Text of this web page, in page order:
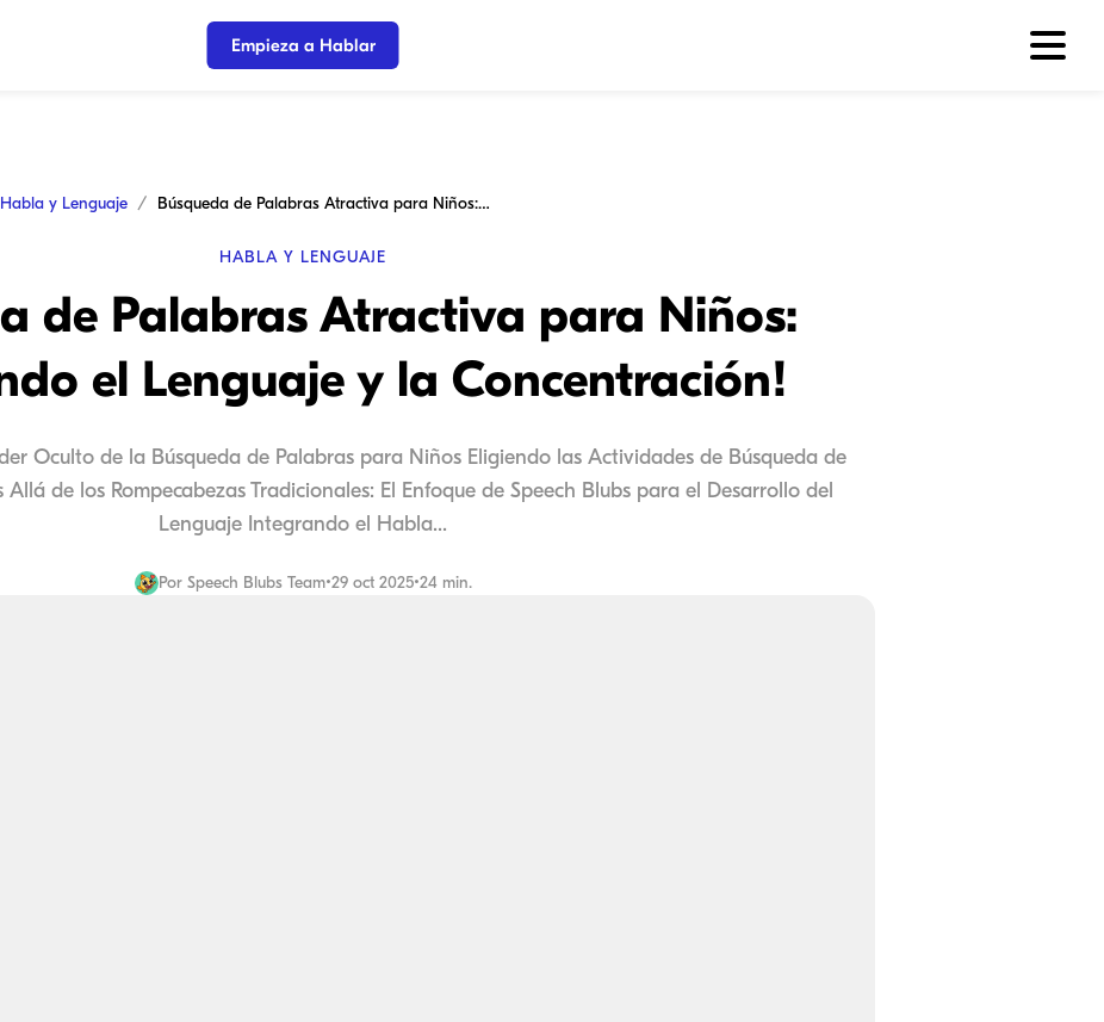
Empieza a Hablar
Habla y Lenguaje Búsqueda de Palabras Atractiva para Niños: ¡Mejorando el Lenguaje y la Concentración!
HABLA Y LENGUAJE
de Palabras Atractiva para Niños:
el Lenguaje y la Concentración!
Oculto de la Búsqueda de Palabras para Niños Eligiendo las Actividades de Búsqueda de
de los Rompecabezas Tradicionales: El Enfoque de Speech Blubs para el Desarrollo del
Lenguaje Integrando el Habla...
Por Speech Blubs Team•29 oct 2025•24 min.